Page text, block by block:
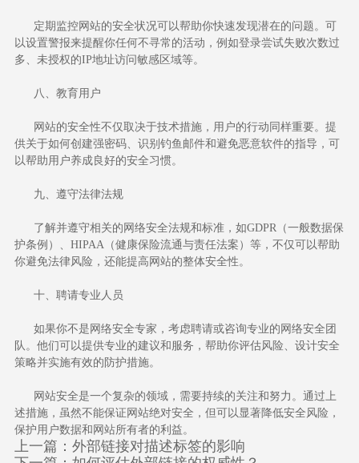
定期监控网站的安全状况可以帮助你快速发现潜在的问题。可
以设置警报来提醒你任何不寻常的活动，例如登录尝试失败次数过
多、未授权的IP地址访问敏感区域等。
八、教育用户
网站的安全性不仅取决于技术措施，用户的行动同样重要。提
供关于如何创建强密码、识别钓鱼邮件和避免恶意软件的指导，可
以帮助用户养成良好的安全习惯。
九、遵守法律法规
了解并遵守相关的网络安全法规和标准，如GDPR（一般数据保
护条例）、HIPAA（健康保险流通与责任法案）等，不仅可以帮助
你避免法律风险，还能提高网站的整体安全性。
十、聘请专业人员
如果你不是网络安全专家，考虑聘请或咨询专业的网络安全团
队。他们可以提供专业的建议和服务，帮助你评估风险、设计安全
策略并实施有效的防护措施。
网站安全是一个复杂的领域，需要持续的关注和努力。通过上
述措施，虽然不能保证网站绝对安全，但可以显著降低安全风险，
保护用户数据和网站所有者的利益。
上一篇： 外部链接对描述标签的影响